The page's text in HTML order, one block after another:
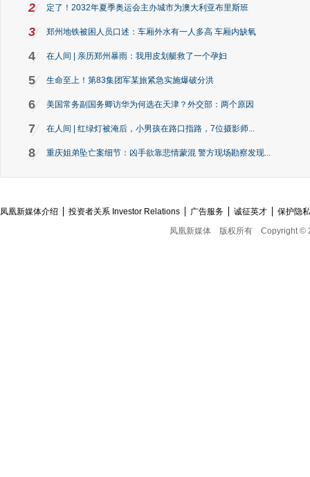
2 定了！2032年夏季奥运会主办城市为澳大利亚布里斯班
3 郑州地铁被困人员口述：车厢外水有一人多高 车厢内缺氧
4 在人间 | 亲历郑州暴雨：我用皮划艇救了一个孕妇
5 生命至上！第83集团军某旅紧急实施爆破分洪
6 美国常务副国务卿访华为何选在天津？外交部：两个原因
7 在人间 | 红绿灯被淹后，小男孩在路口指路，7位摄影师...
8 重庆姐弟坠亡案细节：凶手欲靠悲情蒙混 警方现场勘察发现...
凤凰新媒体介绍 投资者关系 Investor Relations 广告服务 诚征英才
保护隐
凤凰新媒体
版权所有 Copyright ©